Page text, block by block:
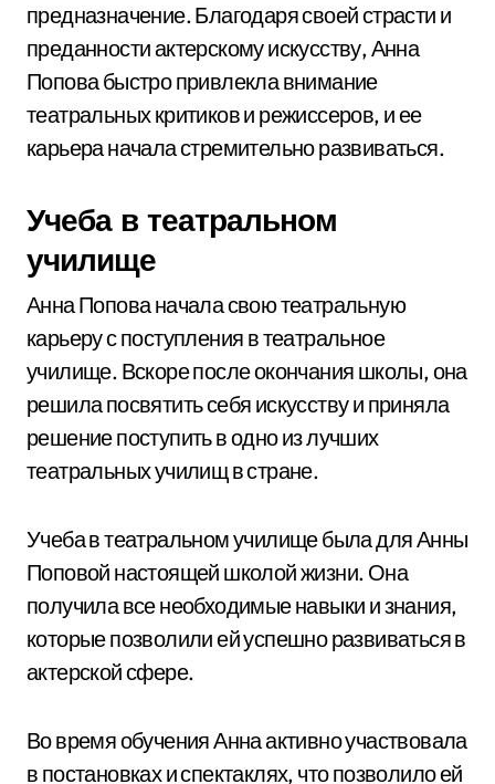
предназначение. Благодаря своей страсти и
преданности актерскому искусству, Анна
Попова быстро привлекла внимание
театральных критиков и режиссеров, и ее
карьера начала стремительно развиваться.
Учеба в театральном
училище
Анна Попова начала свою театральную
карьеру с поступления в театральное
училище. Вскоре после окончания школы, она
решила посвятить себя искусству и приняла
решение поступить в одно из лучших
театральных училищ в стране.
Учеба в театральном училище была для Анны
Поповой настоящей школой жизни. Она
получила все необходимые навыки и знания,
которые позволили ей успешно развиваться в
актерской сфере.
Во время обучения Анна активно участвовала
в постановках и спектаклях, что позволило ей